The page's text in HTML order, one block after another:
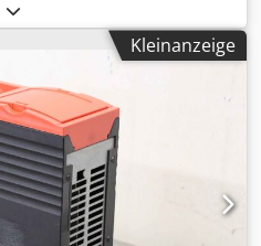
Variable Speed Drive,
Schneider Electric,
-Typ: ATV630D90N4 -
480V / 50/60Hz / 156 A -
/ 173 A -Anzahl: 1 Stück
-Preis: pro Stück -
-Gewicht: 55 kg/St.
Kleinanzeige